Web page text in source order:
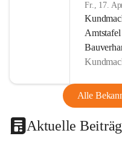
Fr., 17.
Alle
Aktuelle